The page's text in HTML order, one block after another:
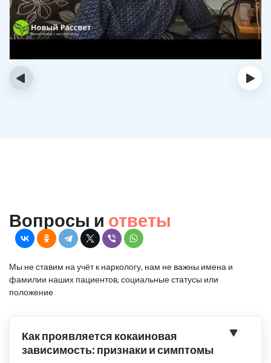
‹ ›
Вопросы и ответы
Мы не ставим на учёт к наркологу, нам не важны имена и
фамилии наших пациентов, социальные статусы или
положение
Как проявляется кокаиновая
зависимость: признаки и симптомы